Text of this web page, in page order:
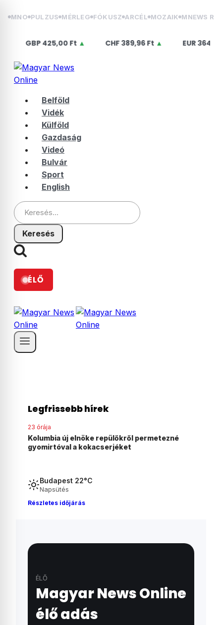
MNO PULZUS MÉRLEG FÓKUSZ ARCÉL MOZAIK MNEWS
425,00 Ft▲ CHF 389,96 Ft▲ EUR 364,50 Ft ▲
Belföld
Vidék
Külföld
Gazdaság
Videó
Bulvár
Sport
English
Keresés:
ÉLŐ
Legfrissebb hírek
23 órája
Agyonvert egy osztrák férfit egy 18 éves
magyar fiú Ausztriában
Budapest 22°C
Napsütés
Részletes időjárás
ÉLŐ
Magyar News Online
élő adás